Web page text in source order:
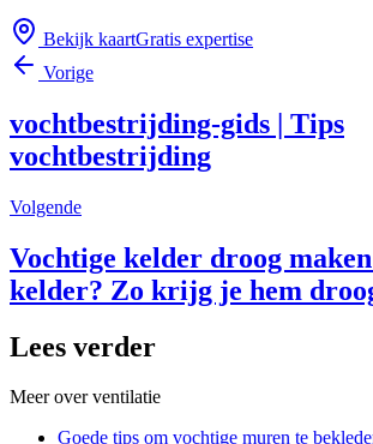
Bekijk kaartGratis expertise
Vorige
vochtbestrijding-gids | Tips
vochtbestrijding
Volgende
Vochtige kelder droog
kelder? Zo krijg je hem
Lees verder
Meer overventilatie
Goede tips om vochtige muren te